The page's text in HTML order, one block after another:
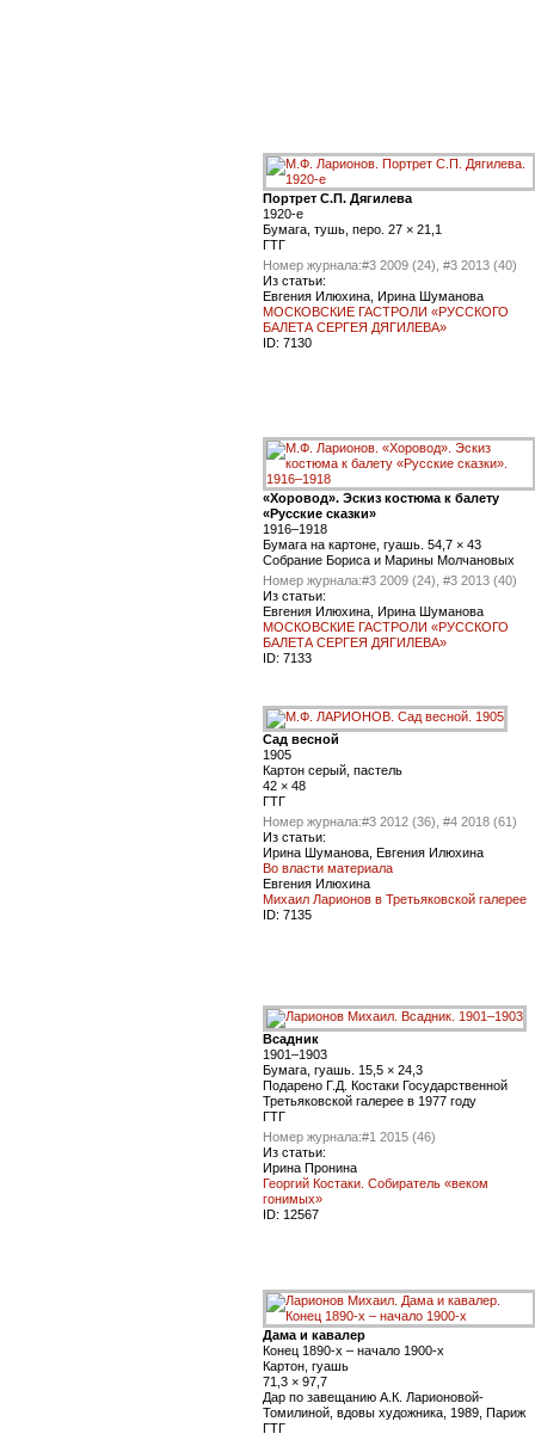
Портрет С.П. Дягилева
1920-е
Бумага, тушь, перо. 27 × 21,1
ГТГ
Номер журнала:#3 2009 (24), #3 2013 (40)
Из статьи:
Евгения Илюхина, Ирина Шуманова
МОСКОВСКИЕ ГАСТРОЛИ «РУССКОГО
БАЛЕТА СЕРГЕЯ ДЯГИЛЕВА»
ID: 7130
«Хоровод». Эскиз костюма к балету
«Русские сказки»
1916–1918
Бумага на картоне, гуашь. 54,7 × 43
Собрание Бориса и Марины Молчановых
Номер журнала:#3 2009 (24), #3 2013 (40)
Из статьи:
Евгения Илюхина, Ирина Шуманова
МОСКОВСКИЕ ГАСТРОЛИ «РУССКОГО
БАЛЕТА СЕРГЕЯ ДЯГИЛЕВА»
ID: 7133
Сад весной
1905
Картон серый, пастель
42 × 48
ГТГ
Номер журнала:#3 2012 (36), #4 2018 (61)
Из статьи:
Ирина Шуманова, Евгения Илюхина
Во власти материала
Евгения Илюхина
Михаил Ларионов в Третьяковской галерее
ID: 7135
Всадник
1901–1903
Бумага, гуашь. 15,5 × 24,3
Подарено Г.Д. Костаки Государственной
Третьяковской галерее в 1977 году
ГТГ
Номер журнала:#1 2015 (46)
Из статьи:
Ирина Пронина
Георгий Костаки. Собиратель «веком
гонимых»
ID: 12567
Дама и кавалер
Конец 1890-х – начало 1900-х
Картон, гуашь
71,3 × 97,7
Дар по завещанию А.К. Ларионовой-
Томилиной, вдовы художника, 1989, Париж
ГТГ